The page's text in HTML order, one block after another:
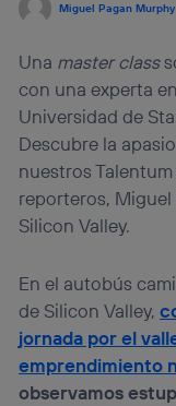
Miguel Pagan Murphy
Una master class
con una experta
Universidad de
Descubre la
nuestros
reporteros,
Silicon Valley.
En el autobús
de Silicon Valley,
jornada por el
emprendimiento
observamos